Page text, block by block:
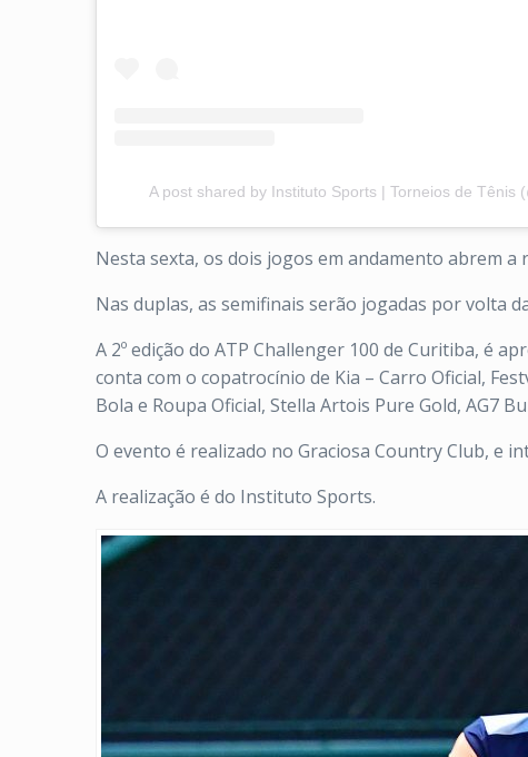
A post shared by Instituto Sports | Torneios de Tênis
Nesta sexta, os dois jogos em andamento abrem
Nas duplas, as semifinais serão jogadas por volta
A 2º edição do ATP Challenger 100 de Curitiba, é
conta com o copatrocínio de Kia – Carro Oficial,
Bola e Roupa Oficial, Stella Artois Pure Gold, AG7
O evento é realizado no Graciosa Country Club, e
A realização é do Instituto Sports.